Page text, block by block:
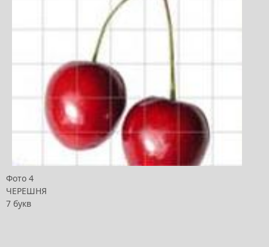
Фото 4
ЧЕРЕШНЯ
7 букв